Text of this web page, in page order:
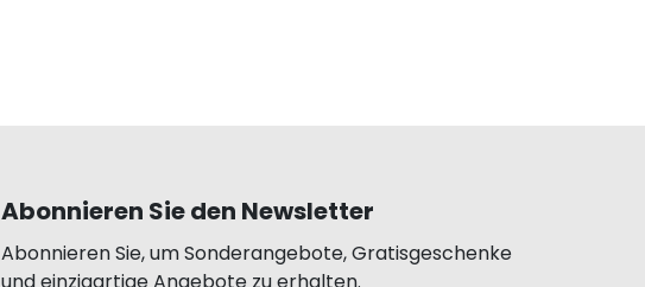
Abonnieren Sie den Newsletter
Abonnieren Sie, um Sonderangebote, Gratisgeschenke